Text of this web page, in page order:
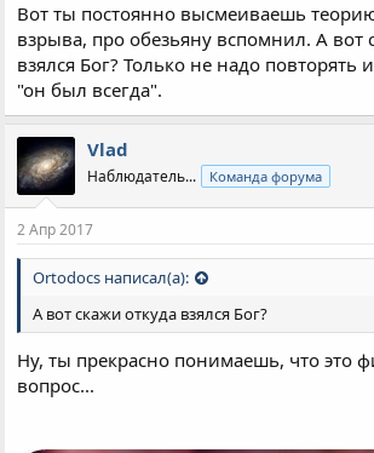
Вот ты постоянно высмеиваешь
взрыва, про обезьяну вспомнил. А вот
взялся Бог? Только не надо повторять
"он был всегда".
Vlad
Наблюдатель... Команда форума
2 Апр 2017
Ortodocs написал(а):
А вот скажи откуда взялся Бог?
Ну, ты прекрасно понимаешь, что это
вопрос...